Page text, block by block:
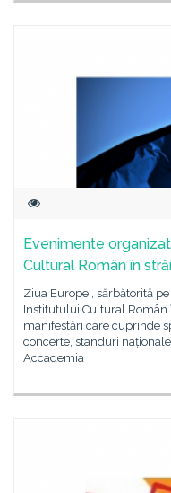
Evenimente
Cultural Român în
Ziua Europei, sărbătorită
Institutului Cultural Român
manifestări care cuprinde
concerte, standuri
Accademia